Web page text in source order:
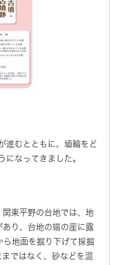
進むとともに、埴輪をど
になってきました。
東平野の台地では、地
り、台地の端の崖に露
ら地面を掘り下げて採掘
ではなく、砂などを混